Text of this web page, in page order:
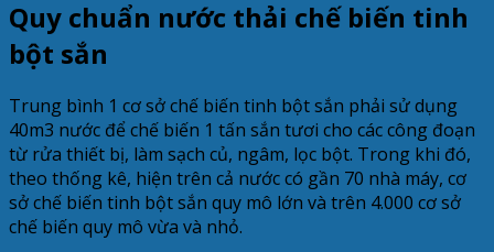
Quy chuẩn nước thải chế biến tinh
bột sắn
Trung bình 1 cơ sở chế biến tinh bột sắn phải sử dụng
40m3 nước để chế biến 1 tấn sắn tươi cho các công đoạn
từ rửa thiết bị, làm sạch củ, ngâm, lọc bột. Trong khi đó,
theo thống kê, hiện trên cả nước có gần 70 nhà máy, cơ
sở chế biến tinh bột sắn quy mô lớn và trên 4.000 cơ sở
chế biến quy mô vừa và nhỏ.